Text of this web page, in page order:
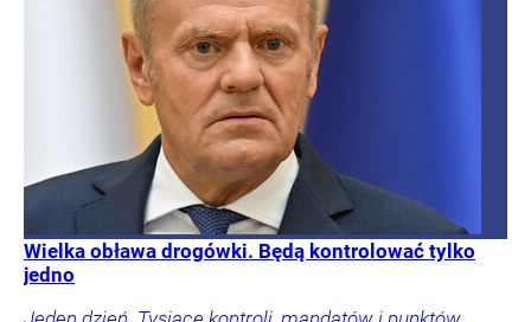
Wielka obława drogówki. Będą kontrolować tylko
jedno